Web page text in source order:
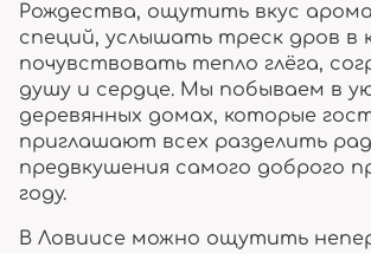
Рождества, ощутить вкус
специй, услышать треск дров в
почувствовать тепло глёга,
душу и сердце. Мы побываем в
деревянных домах, которые
приглашают всех разделить
предвкушения самого доброго
году.
В Ловиисе можно ощутить